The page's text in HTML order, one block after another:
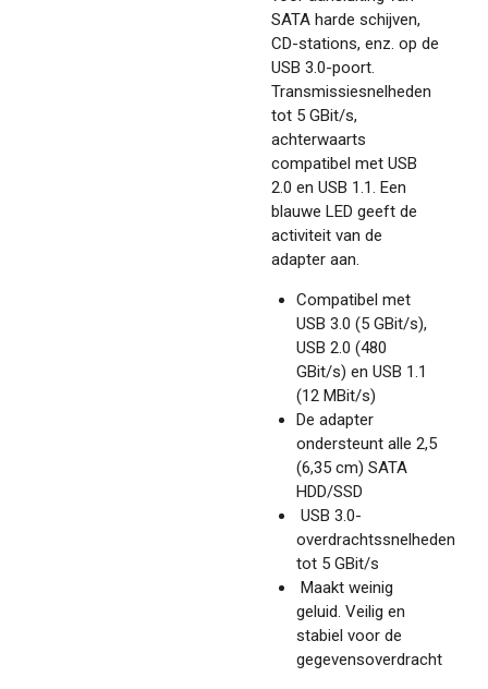
SATA harde schijven,
CD-stations, enz. op de
USB 3.0-poort.
Transmissiesnelheden
tot 5 GBit/s,
achterwaarts
compatibel met USB
2.0 en USB 1.1. Een
blauwe LED geeft de
activiteit van de
adapter aan.
Compatibel met
USB 3.0 (5 GBit/s),
USB 2.0 (480
GBit/s) en USB 1.1
(12 MBit/s)
De adapter
ondersteunt alle 2,5
(6,35 cm) SATA
HDD/SSD
USB 3.0-
overdrachtssnelheden
tot 5 GBit/s
Maakt weinig
geluid. Veilig en
stabiel voor de
gegevensoverdracht